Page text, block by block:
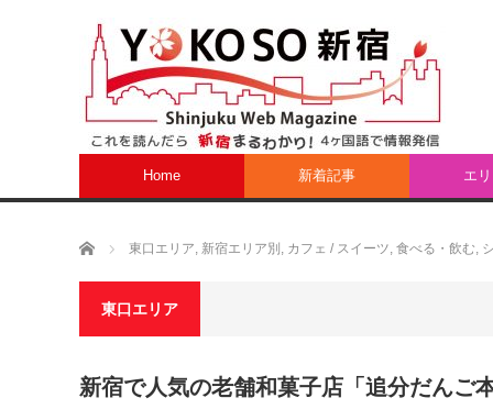
Home 新着記事 エ
ホーム 東口エリア, 新宿エリア別 , カフェ / スイーツ, 食べる・飲む,
東口エリア
新宿で人気の老舗和菓子店「追分だんご